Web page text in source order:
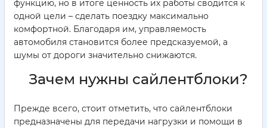
функцию, но в итоге ценность их работы сводится к
одной цели – сделать поездку максимально
комфортной. Благодаря им, управляемость
автомобиля становится более предсказуемой, а
шумы от дороги значительно снижаются.
Зачем нужны сайлентблоки?
Прежде всего, стоит отметить, что сайлентблоки
предназначены для передачи нагрузки и помощи в